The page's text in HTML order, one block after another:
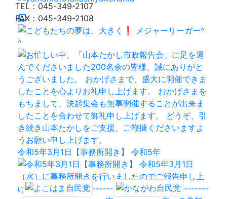
令和5年3月1日【事務所開き】 令和5年
TEL：045-349-2107
FAX：045-349-2108